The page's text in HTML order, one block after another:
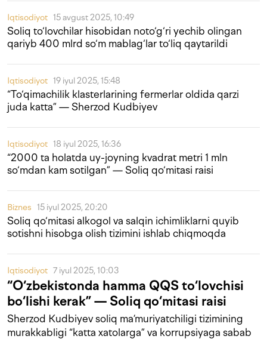
Iqtisodiyot 15 avgust 2025, 10:49
Soliq to‘lovchilar hisobidan noto‘g‘ri yechib olingan
qariyb 400 mlrd so‘m mablag‘lar to‘liq qaytarildi
Iqtisodiyot 19 iyul 2025, 15:48
“To‘qimachilik klasterlarining fermerlar oldida qarzi
juda katta” — Sherzod Kudbiyev
Iqtisodiyot 18 iyul 2025, 16:36
“2000 ta holatda uy-joyning kvadrat metri 1 mln
so‘mdan kam sotilgan” — Soliq qo‘mitasi raisi
Biznes 15 iyul 2025, 20:20
Soliq qo‘mitasi alkogol va salqin ichimliklarni quyib
sotishni hisobga olish tizimini ishlab chiqmoqda
Iqtisodiyot 7 iyul 2025, 10:03
“O‘zbekistonda hamma QQS to‘lovchisi
bo‘lishi kerak” — Soliq qo‘mitasi raisi
Sherzod Kudbiyev soliq ma’muriyatchiligi tizimining
murakkabligi “katta xatolarga” va korrupsiyaga sabab